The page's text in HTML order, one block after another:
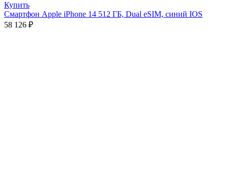
Купить
Смартфон Apple iPhone 14 512 ГБ, Dual eSIM, синий IOS
58 126 ₽